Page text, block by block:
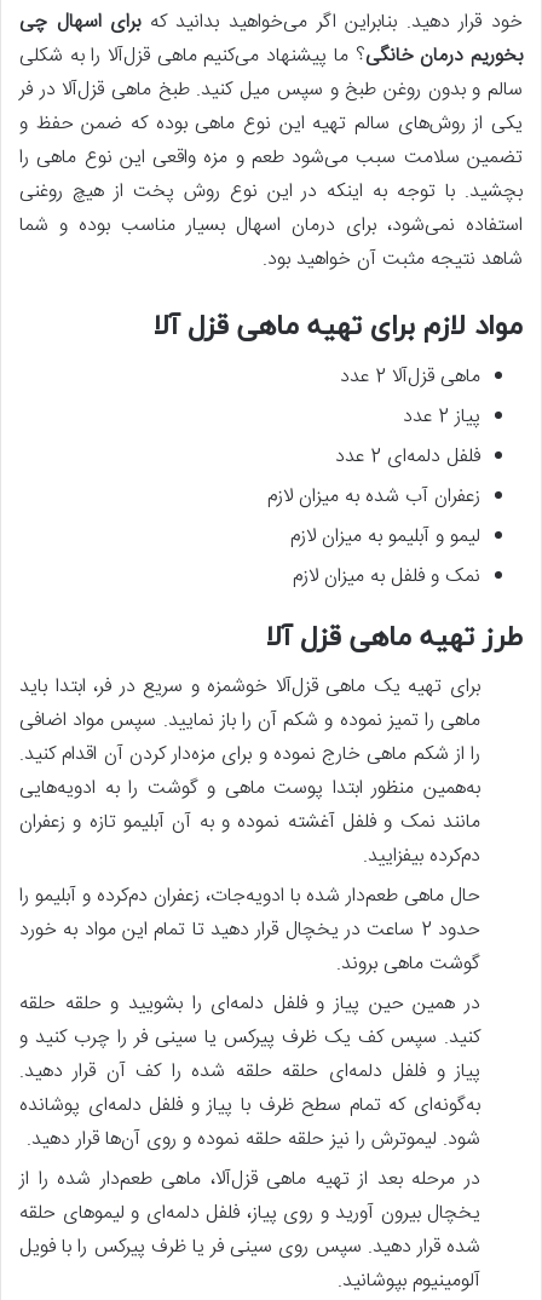
خود قرار دهید. بنابراین اگر می‌خواهید بدانید کهبرای اسهال چی
بخوریم درمان خانگی؟ ما پیشنهاد می‌کنیم ماهی قزل‌آلا را به شکلی
سالم و بدون روغن طبخ و سپس میل کنید. طبخ ماهی قزل‌آلا در فر
یکی از روش‌های سالم تهیه این نوع ماهی بوده که ضمن حفظ و
تضمین سلامت سبب می‌شود طعم و مزه واقعی این نوع ماهی را
بچشید. با توجه به اینکه در این نوع روش پخت از هیچ روغنی
استفاده نمی‌شود، برای درمان اسهال بسیار مناسب بوده و شما
شاهد نتیجه مثبت آن خواهید بود.
مواد لازم برای تهیه ماهی قزل آلا
ماهی قزل‌آلا 2 عدد
پیاز 2 عدد
فلفل دلمه‌ای 2 عدد
زعفران آب شده به میزان لازم
لیمو و آبلیمو به میزان لازم
نمک و فلفل به میزان لازم
طرز تهیه ماهی قزل آلا
برای تهیه یک ماهی قزل‌آلا خوشمزه و سریع در فر، ابتدا باید
ماهی را تمیز نموده و شکم آن را باز نمایید. سپس مواد اضافی
را از شکم ماهی خارج نموده و برای مزه‌دار کردن آن اقدام کنید.
به‌همین منظور ابتدا پوست ماهی و گوشت را به ادویه‌هایی
مانند نمک و فلفل آغشته نموده و به آن آبلیمو تازه و زعفران
دم‌کرده بیفزایید.
حال ماهی طعم‌دار شده با ادویه‌جات، زعفران دم‌کرده و آبلیمو را
حدود 2 ساعت در یخچال قرار دهید تا تمام این مواد به خورد
گوشت ماهی بروند.
در همین حین پیاز و فلفل دلمه‌ای را بشویید و حلقه حلقه
کنید. سپس کف یک ظرف پیرکس یا سینی فر را چرب کنید و
پیاز و فلفل دلمه‌ای حلقه حلقه شده را کف آن قرار دهید.
به‌گونه‌ای که تمام سطح ظرف با پیاز و فلفل دلمه‌ای پوشانده
شود. لیموترش را نیز حلقه حلقه نموده و روی آن‌ها قرار دهید.
در مرحله بعد از تهیه ماهی قزل‌آلا، ماهی طعم‌دار شده را از
یخچال بیرون آورید و روی پیاز، فلفل دلمه‌ای و لیموهای حلقه
شده قرار دهید. سپس روی سینی فر یا ظرف پیرکس را با فویل
آلومینیوم بپوشانید.